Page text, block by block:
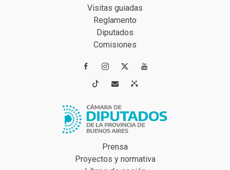
Visitas guiadas
Reglamento
Diputados
Comisiones
 
 
Prensa
Proyectos y normativa